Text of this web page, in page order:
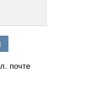
почте